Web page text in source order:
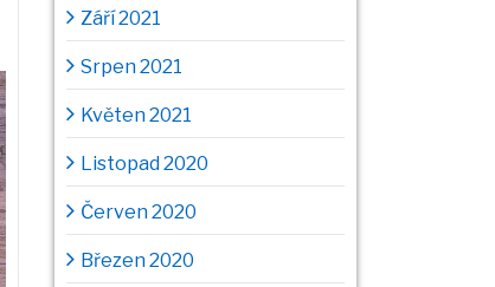
Září 2021
Srpen 2021
Květen 2021
Listopad 2020
Červen 2020
Březen 2020